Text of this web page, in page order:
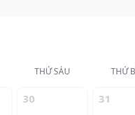
THỨ SÁU THỨ
30 31